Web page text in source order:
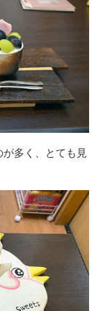
が多く、とても見